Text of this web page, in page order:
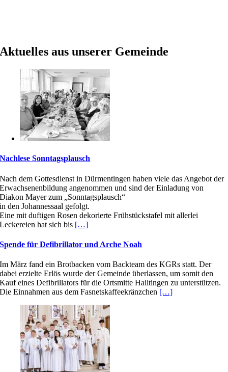
Aktuelles aus unserer Gemeinde
Nachlese Sonntagsplausch
Nach dem Gottesdienst in Dürmentingen haben viele das Angebot der
Erwachsenenbildung angenommen und sind der Einladung von
Diakon Mayer zum „Sonntagsplausch“
in den Johannessaal gefolgt.
Eine mit duftigen Rosen dekorierte Frühstückstafel mit allerlei
Leckereien hat sich bis […]
Spende für Defibrillator und Arche Noah
Im März fand ein Brotbacken vom Backteam des KGRs statt. Der
dabei erzielte Erlös wurde der Gemeinde überlassen, um somit den
Kauf eines Defibrillators für die Ortsmitte Hailtingen zu unterstützen.
Die Einnahmen aus dem Fasnetskaffeekränzchen […]